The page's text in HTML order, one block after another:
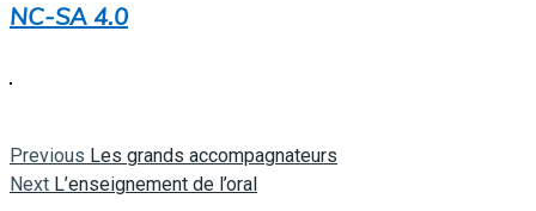
NC-SA 4.0
Navigation
Previous Previous
post:
Les grands accompagnateurs
Next Next
L’enseignement de l’oral